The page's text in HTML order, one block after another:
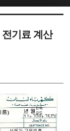
기료 계산